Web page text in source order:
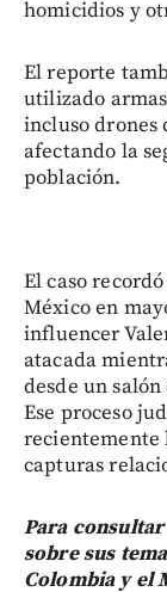
homicidios y
El reporte
utilizado
incluso drones
afectando la
población.
El caso
México en
influencer
atacada
desde un
Ese proceso
recientemente
capturas
Para
sobre sus
Colombia y el